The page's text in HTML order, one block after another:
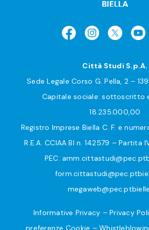
Città Studi S.p.A.
Sede Legale Corso G. Pella, 2 –
Capitale sociale: sottoscritto
18.235.000,00
Registro Imprese Biella C. F. e
R.E.A. CCIAA BI n. 142579 – Partita
PEC:
Informative Privacy –Privacy
preferenze Cookie –